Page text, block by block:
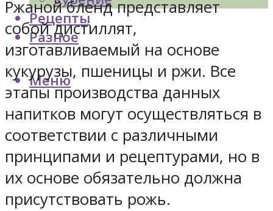
Рецепты
Разное
Меню
Ржаной бленд представляет
собой дистиллят,
изготавливаемый на основе
кукурузы, пшеницы и ржи. Все
этапы производства данных
напитков могут осуществляться в
соответствии с различными
принципами и рецептурами, но в
их основе обязательно должна
присутствовать рожь.